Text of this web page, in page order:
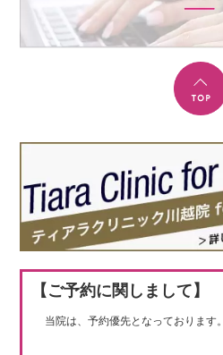
【ご予約に関しまして】
当院は、予約優先となっております。